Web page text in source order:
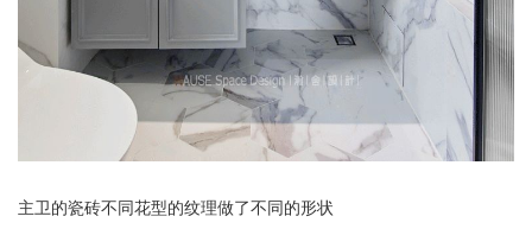
主卫的瓷砖不同花型的纹理做了不同的形状